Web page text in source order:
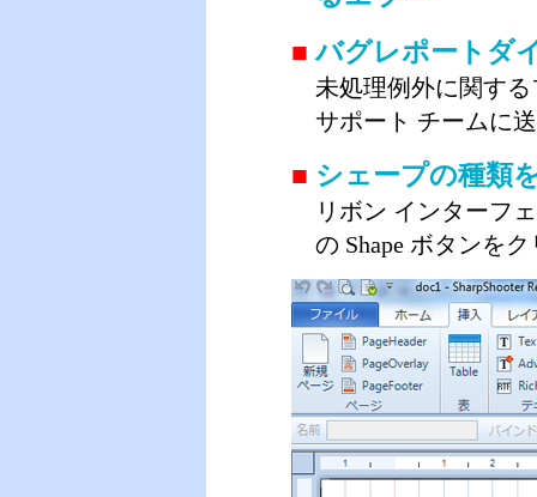
■バグレポートダ
未処理例外に関す
サポート チームに
■ シェープの種類
リボン インターフ
の Shape ボタンを